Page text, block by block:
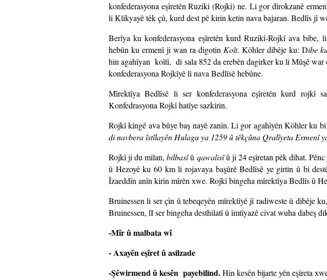
konfederasyona eşîretên Ruziki (Rojki) ne. Li gor dîrokzanê
li Klikyayê têk çû, kurd dest pê kirin ketin nava bajaran. Bedlîs jî
Berîya ku konfederasyona eşîretên kurd Ruzikî-Rojkî ava
hebûn ku ermenî ji wan ra digotin Koît. Köhler dibêje ku: Dibe
hin agahîyan koîtî, di sala 852 da erebên dagirker ku li Mûşê
konfederasyona Rojkîyê li nava Bedlîsê hebûne.
Mîrektîya Bedlîsê li ser konfederasyona eşîretên kurd rojkî
Konfedrasyona Rojkî hatîye sazkirin.
Rojkî kingê ava bûye baş nayê zanîn. Li gor agahîyên Köhler ku
di navbera îstîlayên Hulagu ya 1259 û têkçûna Qralîyeta Ermenî
Rojkî ji du milan,bilbasîû qawalisîû ji 24 eşîretan pêk dihat.
û Hezoyê ku 60 km li rojavaya başûrê Bedlîsê ye girtin û bi
Îzaeddîn anîn kirin mîrên xwe. Rojkî bingeha mîrektîya Bedlîs û
Bruinessen li ser çîn û tebeqeyên mîrektîyê jî radiweste û dibêje
Bruinessen, lI ser bingeha desthilatî û îmtîyazê civat wuha dabeş
-Mîr û malbata wî
- Axayên eşîret û asilzade
-Şêwirmend û kesên payebilind.Hin kesên bijarte yên eşîreta